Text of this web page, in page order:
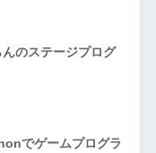
んのステージプログ
でゲームプログラ